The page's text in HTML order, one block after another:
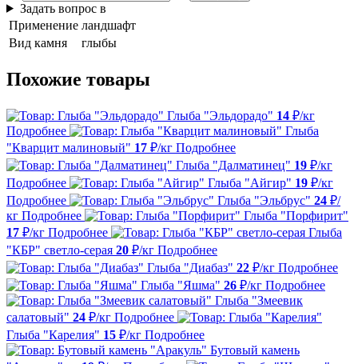
Задать вопрос в
Применение ландшафт
Вид камня
глыбы
Похожие товары
Глыба "Эльдорадо" 14 ₽/кг
Подробнее
Глыба
"Кварцит малиновый" 17 ₽/кг Подробнее
Глыба "Далматинец" 19 ₽/кг
Подробнее
Глыба "Айгир" 19 ₽/кг
Подробнее
Глыба "Эльбрус" 24 ₽/
кг Подробнее
Глыба "Порфирит"
17 ₽/кг Подробнее
Глыба
"КБР" светло-серая 20 ₽/кг Подробнее
Глыба "Диабаз" 22 ₽/кг Подробнее
Глыба "Яшма" 26 ₽/кг Подробнее
Глыба "Змеевик
салатовый" 24 ₽/кг Подробнее
Глыба "Карелия" 15 ₽/кг Подробнее
Бутовый камень